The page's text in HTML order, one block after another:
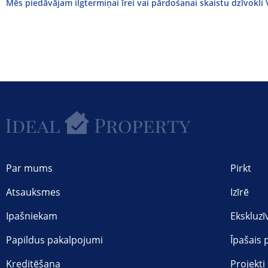
Mēs piedāvājam ilgtermiņai īrei vai pārdošanai skaistu dzīvokli
Par mums
Atsauksmes
Ipašniekam
Papildus pakalpojumi
Kreditēšana
Pirkt
Izīrē
Īpašais
Projekti